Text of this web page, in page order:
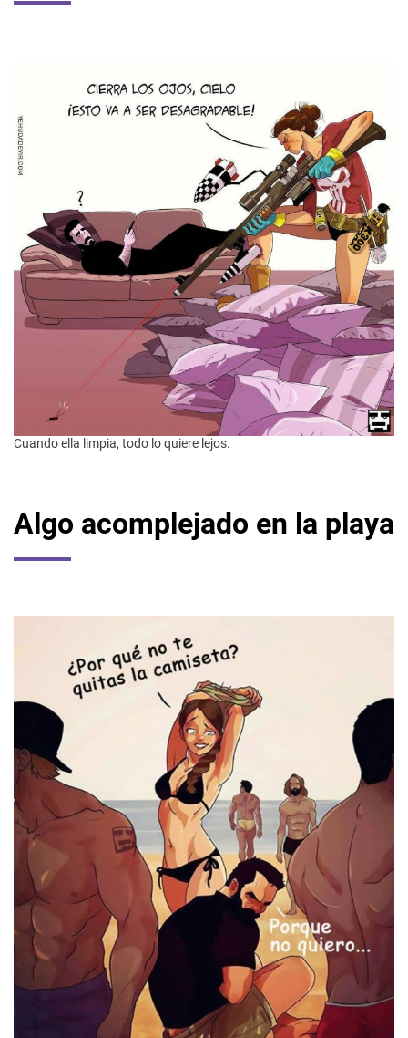
Cuando ella limpia, todo lo quiere lejos.
Algo acomplejado en la playa